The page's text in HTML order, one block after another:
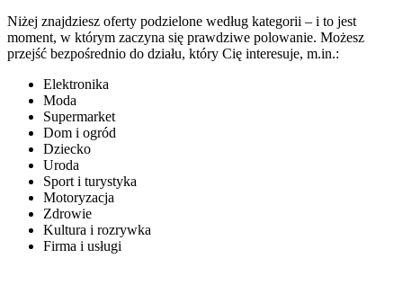
Niżej znajdziesz oferty podzielone według kategorii – i to jest
moment, w którym zaczyna się prawdziwe polowanie. Możesz
przejść bezpośrednio do działu, który Cię interesuje, m.in.:
Elektronika
Moda
Supermarket
Dom i ogród
Dziecko
Uroda
Sport i turystyka
Motoryzacja
Zdrowie
Kultura i rozrywka
Firma i usługi